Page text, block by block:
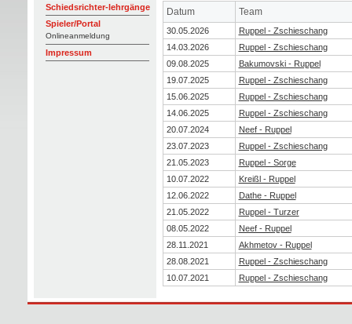
Schiedsrichter-lehrgänge
Spieler/Portal
Onlineanmeldung
Impressum
Datum Team
30.05.2026
Ruppel - Zschieschang
14.03.2026
Ruppel - Zschieschang
09.08.2025
Bakumovski - Ruppel
19.07.2025
Ruppel - Zschieschang
15.06.2025
Ruppel - Zschieschang
14.06.2025
Ruppel - Zschieschang
20.07.2024
Neef - Ruppel
23.07.2023
Ruppel - Zschieschang
21.05.2023
Ruppel - Sorge
10.07.2022
Kreißl - Ruppel
12.06.2022
Dathe - Ruppel
21.05.2022
Ruppel - Turzer
08.05.2022
Neef - Ruppel
28.11.2021
Akhmetov - Ruppel
28.08.2021
Ruppel - Zschieschang
10.07.2021
Ruppel - Zschieschang